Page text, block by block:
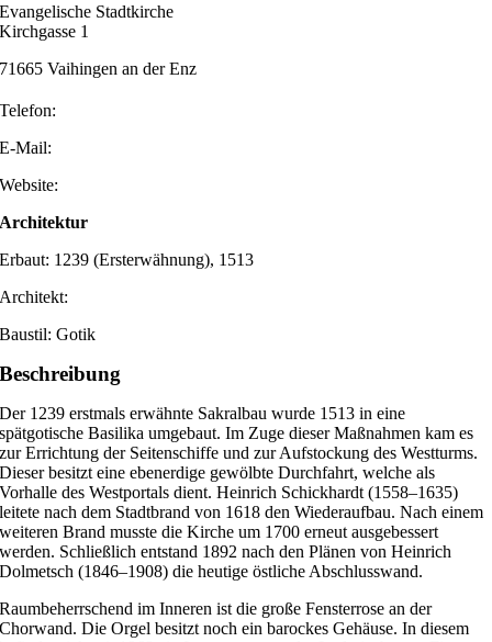
Evangelische Stadtkirche
Kirchgasse 1
71665 Vaihingen an der Enz
Telefon:
E-Mail:
Website:
Architektur
Erbaut: 1239 (Ersterwähnung), 1513
Architekt:
Baustil: Gotik
Beschreibung
Der 1239 erstmals erwähnte Sakralbau wurde 1513 in eine
spätgotische Basilika umgebaut. Im Zuge dieser Maßnahmen kam es
zur Errichtung der Seitenschiffe und zur Aufstockung des Westturms.
Dieser besitzt eine ebenerdige gewölbte Durchfahrt, welche als
Vorhalle des Westportals dient. Heinrich Schickhardt (1558–1635)
leitete nach dem Stadtbrand von 1618 den Wiederaufbau. Nach einem
weiteren Brand musste die Kirche um 1700 erneut ausgebessert
werden. Schließlich entstand 1892 nach den Plänen von Heinrich
Dolmetsch (1846–1908) die heutige östliche Abschlusswand.
Raumbeherrschend im Inneren ist die große Fensterrose an der
Chorwand. Die Orgel besitzt noch ein barockes Gehäuse. In diesem